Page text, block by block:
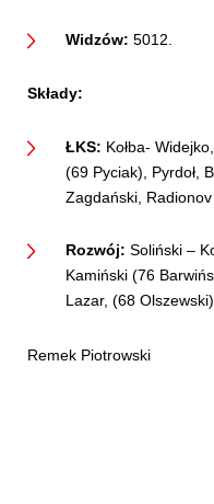
Widzów: 5012.
Składy:
ŁKS: Kołba-
(69 Pyciak), Pyrdoł,
Zagdański,
Rozwój: Soliński –
Kamiński (76
Lazar, (68
Remek Piotrowski